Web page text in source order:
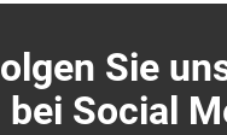
Sie
bei Social